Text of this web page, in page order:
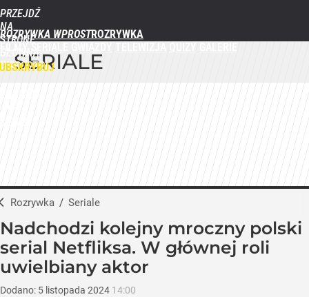
PRZEJDŹ
NA
STRONĘ
GŁÓWNĄ
WPROST.PL
ROZRYWKA WPROST
SERIALE
Rozrywka / Seriale
Nadchodzi kolejny mroczny polski
serial Netfliksa. W głównej roli
uwielbiany aktor
Dodano: 5 listopada 2024 14:00